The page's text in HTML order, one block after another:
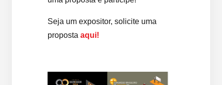
Seja um expositor, solicite uma
proposta aqui!